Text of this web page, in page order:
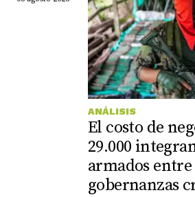
ANÁLISIS
El costo de
29.000
armados
gobernanzas